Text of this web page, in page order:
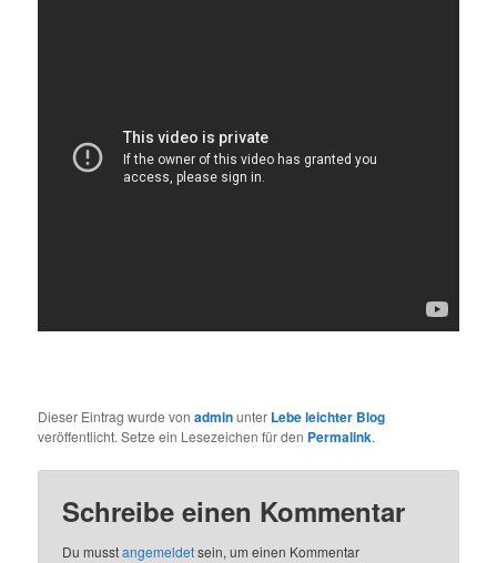
Dieser Eintrag wurde vonadminunter Lebe leichter Blog
veröffentlicht. Setze ein Lesezeichen für den Permalink.
Schreibe einen Kommentar
Du musstangemeldetsein, um einen Kommentar